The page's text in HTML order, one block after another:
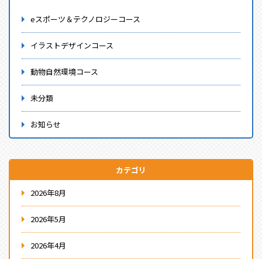
eスポーツ＆テクノロジーコース
イラストデザインコース
動物自然環境コース
未分類
お知らせ
カテゴリ
2026年8月
2026年5月
2026年4月